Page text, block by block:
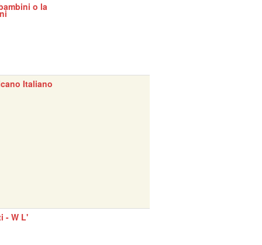
o la
Italiano
- W L'